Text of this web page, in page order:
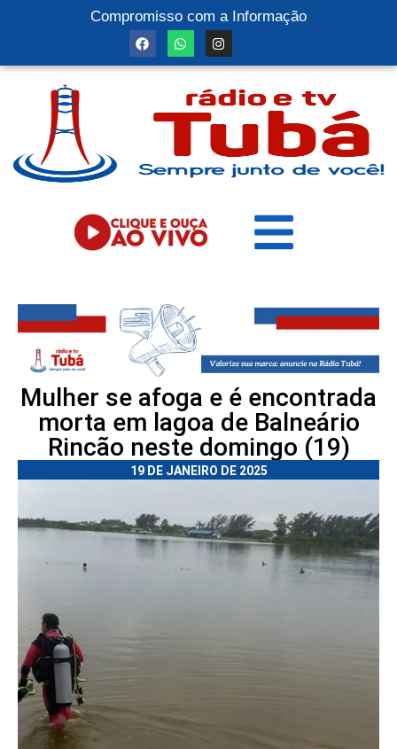
Compromisso com a Informação
Mulher se afoga e é encontrada
morta em lagoa de Balneário
Rincão neste domingo (19)
19 DE JANEIRO DE 2025